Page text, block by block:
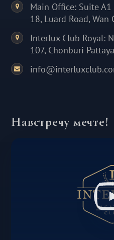
Main Office: Suite
18, Luard Road, Wan
Interlux Club Royal:
107, Chonburi
Навстречу мечте!